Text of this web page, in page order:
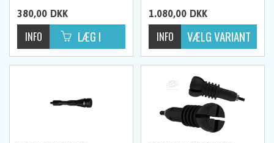
380,00 DKK 1.080,00 DKK